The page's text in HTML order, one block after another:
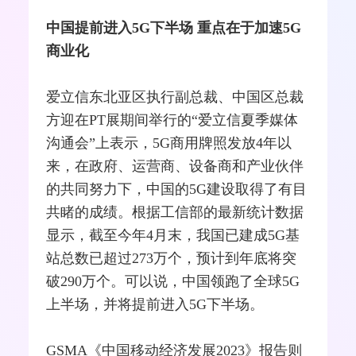
中国提前进入5G下半场 重点在于加速5G
商业化
爱立信东北亚区执行副总裁、中国区总裁
方迎在PT展期间举行的“爱立信夏季媒体
沟通会”上表示，5G商用牌照发放4年以
来，在政府、运营商、设备商和产业伙伴
的共同努力下，中国的5G建设取得了有目
共睹的成绩。根据工信部的最新统计数据
显示，截至今年4月末，我国已建成5G基
站总数已超过273万个，预计到年底将突
破290万个。可以说，中国领跑了全球5G
上半场，并将提前进入5G下半场。
GSMA《中国移动经济发展2023》报告则